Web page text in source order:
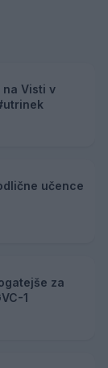
na Visti v
učence
za
1